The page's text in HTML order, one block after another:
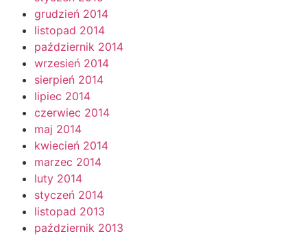
grudzień 2014
listopad 2014
październik 2014
wrzesień 2014
sierpień 2014
lipiec 2014
czerwiec 2014
maj 2014
kwiecień 2014
marzec 2014
luty 2014
styczeń 2014
listopad 2013
październik 2013